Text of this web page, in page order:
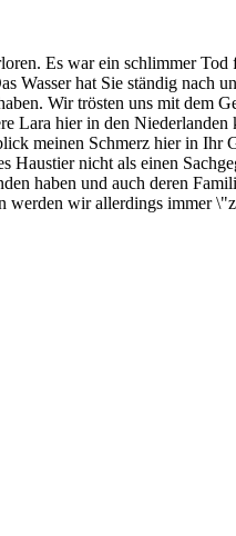
Es war ein schlimmer Tod
Wasser hat Sie ständig nach
Wir trösten uns mit dem
Lara hier in den
meinen Schmerz hier in Ihr
nicht als einen
haben und auch deren
werden wir allerdings immer